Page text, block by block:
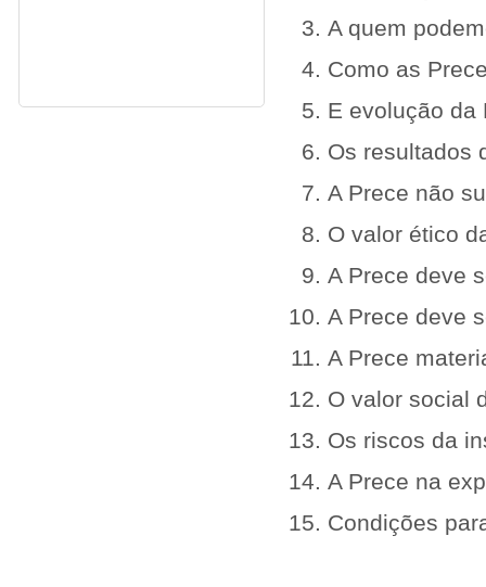
A quem
Como as
E evolução da
Os resultados
A Prece não
O valor ético
A Prece deve
A Prece deve
A Prece
O valor social
Os riscos da
A Prece na
Condições